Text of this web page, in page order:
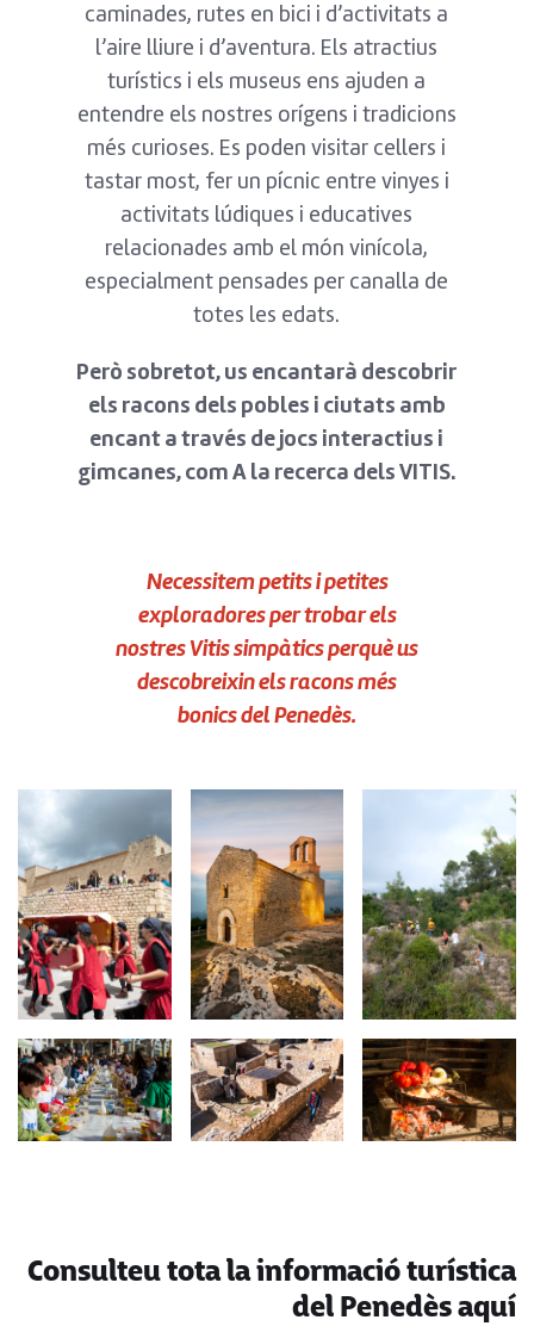
caminades, rutes en bici i d’activitats a
l’aire lliure i d’aventura. Els atractius
turístics i els museus ens ajuden a
entendre els nostres orígens i tradicions
més curioses. Es poden visitar cellers i
tastar most, fer un pícnic entre vinyes i
activitats lúdiques i educatives
relacionades amb el món vinícola,
especialment pensades per canalla de
totes les edats.
Però sobretot, us encantarà descobrir
els racons dels pobles i ciutats amb
encant a través de jocs interactius i
gimcanes, com A la recerca dels VITIS.
Necessitem petits i petites
exploradores per trobar els
nostres Vitis simpàtics perquè us
descobreixin els racons més
bonics del Penedès.
Consulteu tota la informació turística
del Penedès aquí